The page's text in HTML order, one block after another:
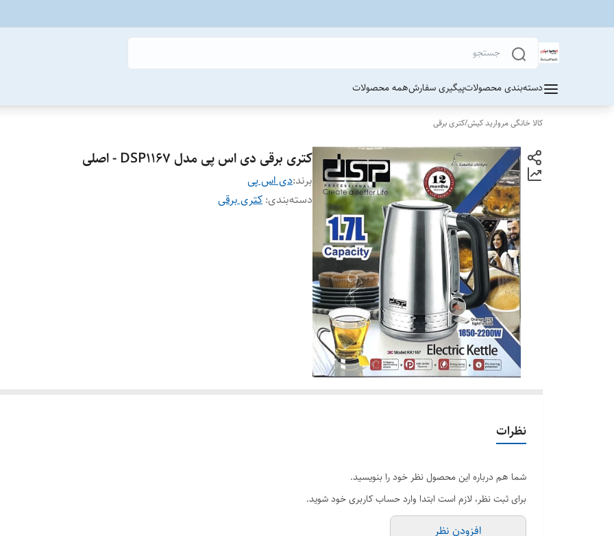
دسته‌بندی محصولاتپیگیری سفارشهمه محصولات
کالا خانگی مروارید کیش/کتری برقی
کتری برقی دی اس پی مدل DSP1167 - اصلی
برند:دی اس پی
دسته‌بندی: کتری برقی
نظرات
شما هم درباره این محصول نظر خود را بنویسید.
برای ثبت نظر، لازم است ابتدا وارد حساب کاربری خود شوید.
افزودن نظر